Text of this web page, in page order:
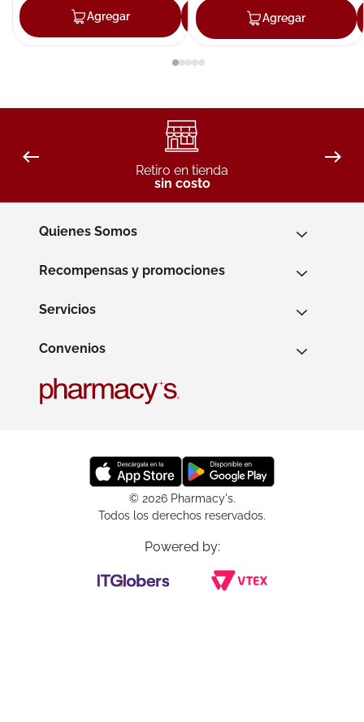
Agregar Agregar
Agregar
Retiro en tienda
sin costo
Quienes Somos
Recompensas y promociones
Servicios
Convenios
© 2026 Pharmacy's.
Todos los derechos reservados.
Powered by: